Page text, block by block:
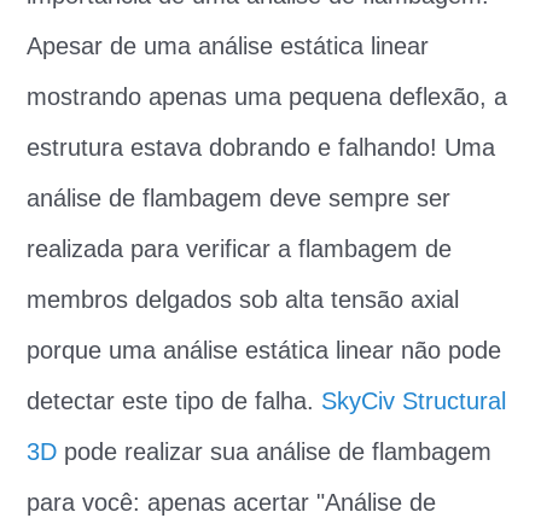
Apesar de uma análise estática linear
mostrando apenas uma pequena deflexão, a
estrutura estava dobrando e falhando! Uma
análise de flambagem deve sempre ser
realizada para verificar a flambagem de
membros delgados sob alta tensão axial
porque uma análise estática linear não pode
detectar este tipo de falha. SkyCiv Structural
3D pode realizar sua análise de flambagem
para você: apenas acertar "Análise de